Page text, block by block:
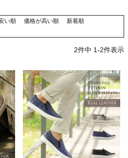
い順 価格が高い順
新着順
2件中 1-2件表示